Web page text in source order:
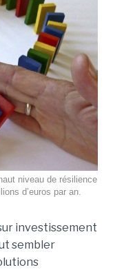
niveau de résilience
d’euros par an.
investissement
sembler